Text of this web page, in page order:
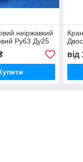
неіржавкий
Ру63 Ду25
від